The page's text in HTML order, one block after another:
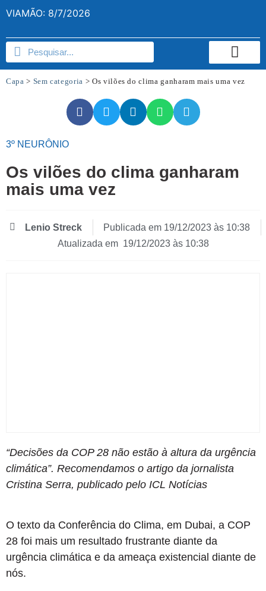
VIAMÃO: 8/7/2026
Capa > Sem categoria > Os vilões do clima ganharam mais uma vez
3º NEURÔNIO
Os vilões do clima ganharam
mais uma vez
Lenio Streck Publicada em 19/12/2023 às 10:38
Atualizada em 19/12/2023 às 10:38
“Decisões da COP 28 não estão à altura da urgência
climática”. Recomendamos o artigo da jornalista
Cristina Serra, publicado pelo ICL Notícias
O texto da Conferência do Clima, em Dubai, a COP
28 foi mais um resultado frustrante diante da
urgência climática e da ameaça existencial diante de
nós.